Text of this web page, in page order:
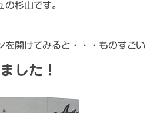
杉山です。
を開けてみると・・・ものすごい
した！